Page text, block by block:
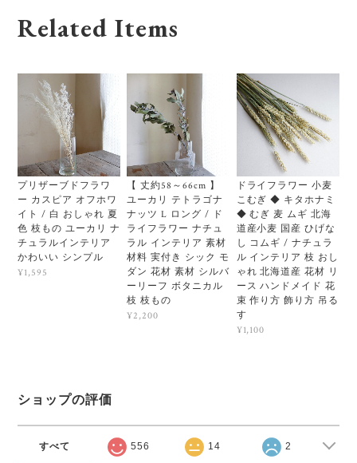
Related Items
プリザーブドフラワ
ー カスピア オフホワ
イト / 白 おしゃれ 夏
色 枝もの ユーカリ ナ
チュラルインテリア
かわいい シンプル
¥1,595
【 丈約58～66cm 】
ユーカリ テトラゴナ
ナッツ L ロング / ド
ライフラワー ナチュ
ラル インテリア 素材
材料 実付き シック モ
ダン 花材 素材 シルバ
ーリーフ ボタニカル
枝 枝もの
¥2,200
ドライフラワー 小麦
こむぎ ◆ キタホナミ
◆ むぎ 麦 ムギ 北海
道産小麦 国産 ひげな
し コムギ / ナチュラ
ル インテリア 枝 おし
ゃれ 北海道産 花材 リ
ース ハンドメイド 花
束 作り方 飾り方 吊る
す
¥1,100
ショップの評価
すべて 556 14 2